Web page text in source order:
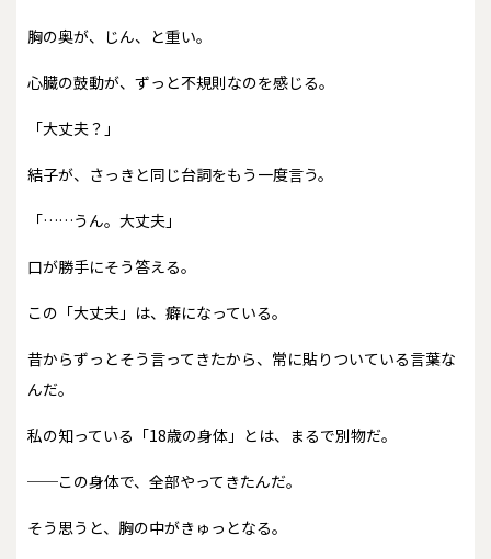
胸の奥が、じん、と重い。
心臓の鼓動が、ずっと不規則なのを感じる。
「大丈夫？」
結子が、さっきと同じ台詞をもう一度言う。
「……うん。大丈夫」
口が勝手にそう答える。
この「大丈夫」は、癖になっている。
昔からずっとそう言ってきたから、常に貼りついている言葉な
んだ。
私の知っている「18歳の身体」とは、まるで別物だ。
──この身体で、全部やってきたんだ。
そう思うと、胸の中がきゅっとなる。